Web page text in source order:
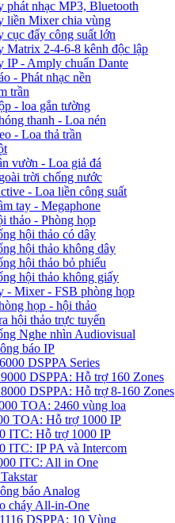
phát nhạc MP3, Bluetooth
liền Mixer chia vùng
cục đẩy công suất lớn
Matrix 2-4-6-8 kênh độc lập
IP - Amply chuẩn Dante
- Phát nhạc nền
trần
- loa gắn tường
thanh - Loa nén
- Loa thả trần
vườn - Loa giả đá
trời chống nước
- Loa liền công suất
tay - Megaphone
thảo - Phòng họp
hội thảo có dây
hội thảo không dây
hội thảo bỏ phiếu
hội thảo không giấy
- Mixer - FSB phòng họp
họp - hội thảo
hội thảo trực tuyến
Nghe nhìn Audiovisual
báo IP
DSPPA Series
DSPPA: Hỗ trợ 160 Zones
DSPPA: Hỗ trợ 8-160 Zones
TOA: 2460 vùng loa
TOA: Hỗ trợ 1000 IP
ITC: Hỗ trợ 1000 IP
ITC: IP PA và Intercom
ITC: All in One
báo Analog
cháy All-in-One
DSPPA: 10 Vùng